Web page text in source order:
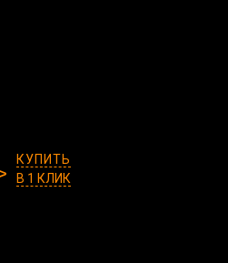
КУПИТЬ
В 1 КЛИК